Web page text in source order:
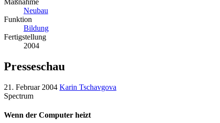
Neubau
Funktion
Bildung
Fertigstellung
2004
Presseschau
21. Februar 2004 Karin Tschavgova
Spectrum
Wenn der Computer heizt